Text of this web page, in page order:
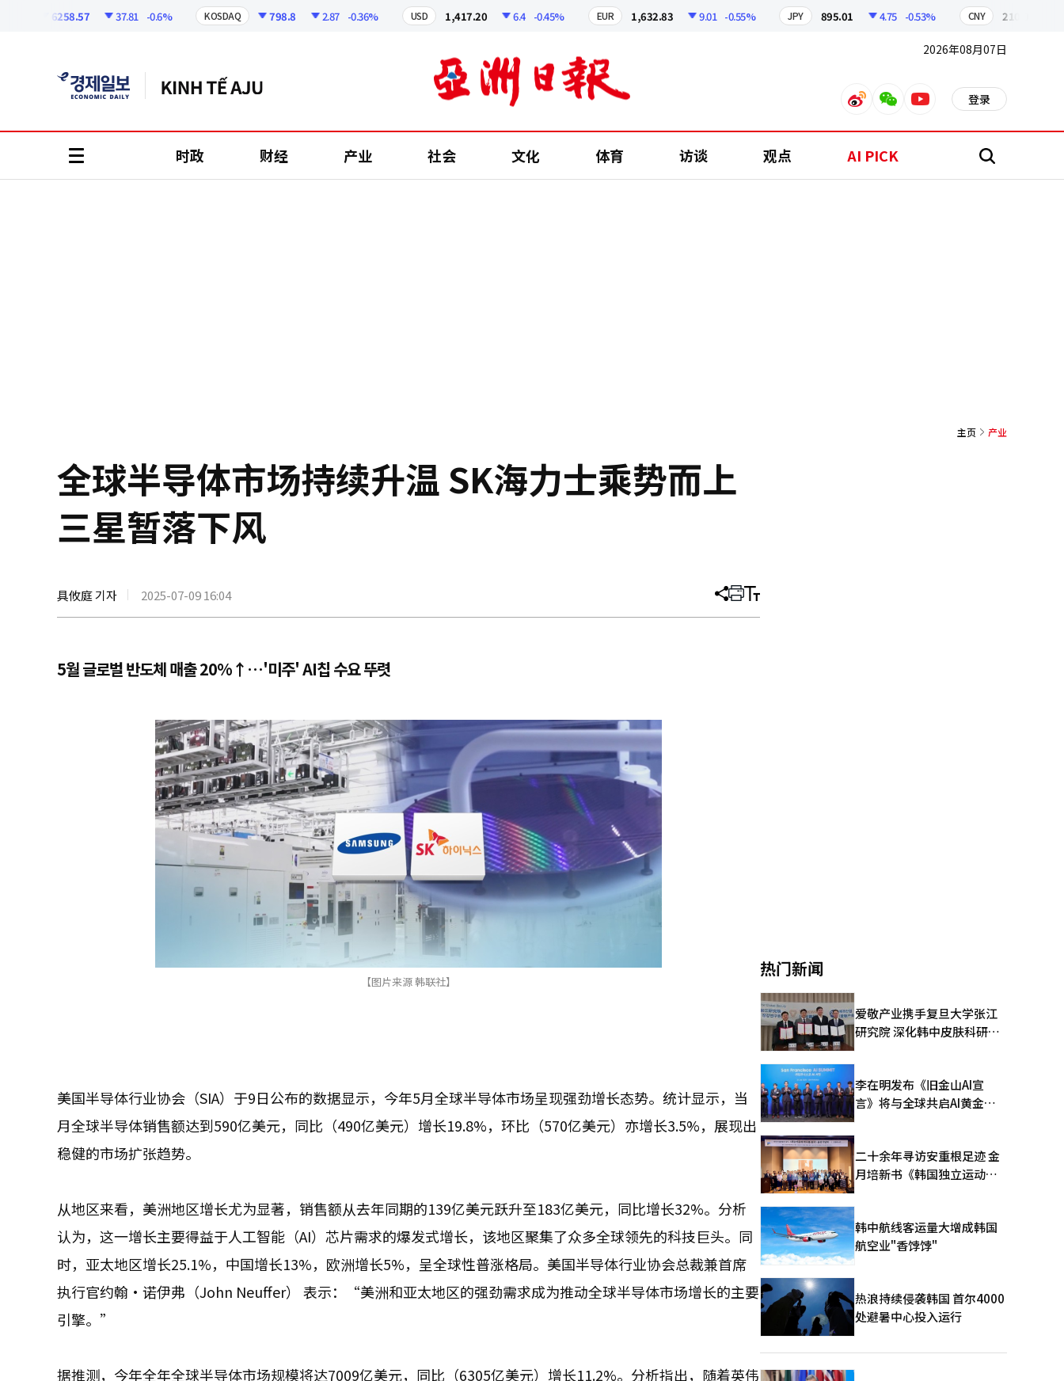
6258.57 37.81 -0.6% KOSDAQ 798.8 2.87 -0.36% USD 1,417.20 6.4 -0.45% EUR 1,632.83 9.01 -0.55% JPY 895.01 4.75 -0.53% CNY 210.08
2026年08月07日
weiboweixinyoutube 登录
时政 财经 产业 社会 文化 体育 访谈 观点 AI PICK 搜
主页 产业
全球半导体市场持续升温 SK海力士乘势而上
三星暂落下风
具攸庭 기자 2025-07-09 16:04 分
文
打 调
大
5월 글로벌 반도체 매출 20%↑…'미주' AI칩 수요 뚜렷
【图片来源 韩联社】
美国半导体行业协会（SIA）于9日公布的数据显示，今年5月全球半导体市场呈现强劲增长态势。统计显示，当
月全球半导体销售额达到590亿美元，同比（490亿美元）增长19.8%，环比（570亿美元）亦增长3.5%，展现出
稳健的市场扩张趋势。
从地区来看，美洲地区增长尤为显著，销售额从去年同期的139亿美元跃升至183亿美元，同比增长32%。分析
认为，这一增长主要得益于人工智能（AI）芯片需求的爆发式增长，该地区聚集了众多全球领先的科技巨头。同
时，亚太地区增长25.1%，中国增长13%，欧洲增长5%，呈全球性普涨格局。美国半导体行业协会总裁兼首席
执行官约翰·诺伊弗（John Neuffer） 表示：“美洲和亚太地区的强劲需求成为推动全球半导体市场增长的主要
引擎。”
据推测，今年全年全球半导体市场规模将达7009亿美元，同比（6305亿美元）增长11.2%。分析指出，随着英伟
热门新闻
爱敬产业携手复旦大学张江
研究院 深化韩中皮肤科研合
李在明发布《旧金山AI宣
言》将与全球共启AI黄金时
二十余年寻访安重根足迹 金
月培新书《韩国独立运动圣
韩中航线客运量大增成韩国
航空业"香饽饽"
热浪持续侵袭韩国 首尔4000
处避暑中心投入运行